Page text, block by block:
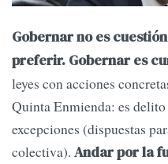
Gobernar no es
preferir. Gobernar es
leyes con acciones
Quinta Enmienda: es
excepciones (dispuestas
colectiva). Andar por la